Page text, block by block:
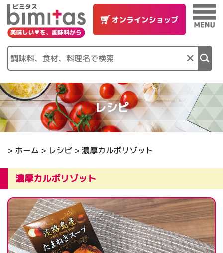
×
レシピ
> ホーム > レシピ > 濃厚カルボリゾット
濃厚カルボリゾット